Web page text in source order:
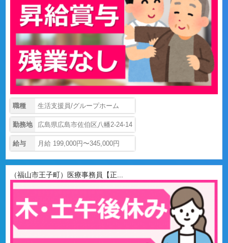
職種 生活支援員/グループホーム
勤務地 広島県広島市佐伯区八幡2-24-14
給与 月給 199,000円〜345,000円
（福山市王子町）医療事務員【正...